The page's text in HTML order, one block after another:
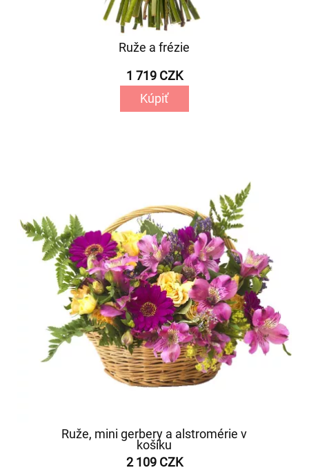
Ruže a frézie
1 719 CZK
Kúpiť
Ruže, mini gerbery a alstromérie v
košíku
2 109 CZK